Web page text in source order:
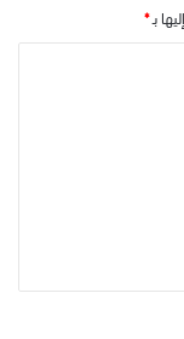
بـ*